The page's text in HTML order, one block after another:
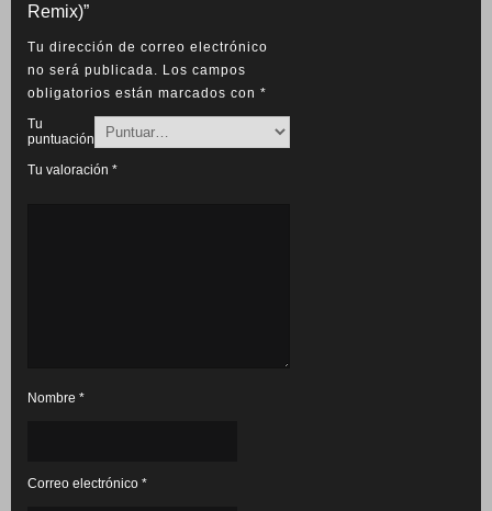
Remix)”
Tu dirección de correo electrónico
no será publicada.
Los campos
obligatorios están marcados con *
Tu
puntuación
Tu valoración *
Nombre *
Correo electrónico *